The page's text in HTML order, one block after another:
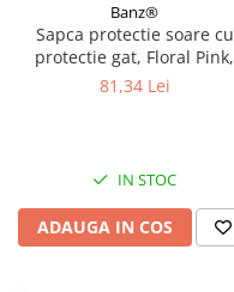
Banz®
Sapca protectie soare cu
protectie gat, Floral Pink,
Marimea M
81,34 Lei
IN STOC
ADAUGA IN COS